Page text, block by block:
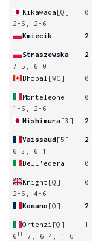
Kikawada [Q]
0
2-6, 2-6
Kmiecik
2
Straszewska
2
7-5, 6-0
Bhopal [WC] 0
Monteleone
0
1-6, 2-6
Nishimura[3] 2
Vaissaud[5]
2
6-3, 6-1
Dell'edera
0
Knight [Q]
0
2-6, 4-6
Komano [Q] 2
Ortenzi [Q]
1
6 11 -7, 6-4, 1-6